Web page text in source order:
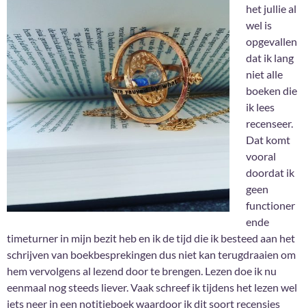
het jullie al
wel is
opgevallen
dat ik lang
niet alle
boeken die
ik lees
recenseer.
Dat komt
vooral
doordat ik
geen
functioner
ende
timeturner in mijn bezit heb en ik de tijd die ik besteed aan het
schrijven van boekbesprekingen dus niet kan terugdraaien om
hem vervolgens al lezend door te brengen. Lezen doe ik nu
eenmaal nog steeds liever. Vaak schreef ik tijdens het lezen wel
iets neer in een notitieboek waardoor ik dit soort recensies